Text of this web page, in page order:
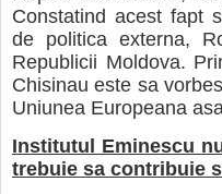
Constatind acest fapt
de politica externa,
Republicii Moldova.
Chisinau este sa
Uniunea Europeana
Institutul Eminescu
trebuie sa contribuie